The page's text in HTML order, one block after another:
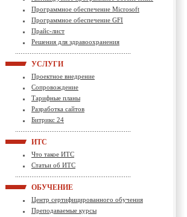
Программное обеспечение Microsoft
Программное обеспечение GFI
Прайс-лист
Решения для здравоохранения
УСЛУГИ
Проектное внедрение
Сопровождение
Тарифные планы
Разработка сайтов
Битрикс 24
ИТС
Что такое ИТС
Статьи об ИТС
ОБУЧЕНИЕ
Центр сертифицированного обучения
Преподаваемые курсы